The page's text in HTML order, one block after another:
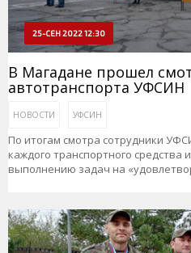
25-СЕН 2022 12:30
В Магадане прошел
автотранспорта УФСИН
НОВОСТИ УФСИН
По итогам смотра сотрудники
каждого транспортного средства
выполнению задач на